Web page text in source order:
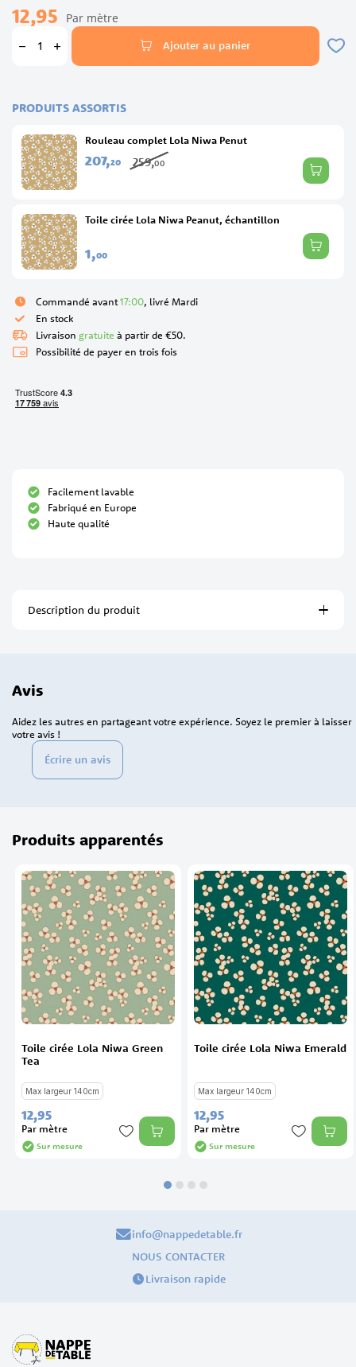
12,95 Par mètre
Ajouter au panier
PRODUITS ASSORTIS
Rouleau complet Lola Niwa Penut
207,20 259,00
Toile cirée Lola Niwa Peanut, échantillon
1,00
Commandé avant17:00, livré Mardi
En stock
Livraison gratuite à partir de €50.
Possibilité de payer en trois fois
Facilement lavable
Fabriqué en Europe
Haute qualité
Description du produit
Avis
Écrire un avis
Aidez les autres en partageant votre expérience. Soyez le premier à laisser
votre avis !
Produits apparentés
Toile cirée Lola Niwa Green
Tea
Max largeur 140cm
12,95
Par mètre
Sur mesure
Toile cirée Lola Niwa Emerald
Max largeur 140cm
12,95
Par mètre
Sur mesure
info@nappedetable.fr
NOUS CONTACTER
Livraison rapide